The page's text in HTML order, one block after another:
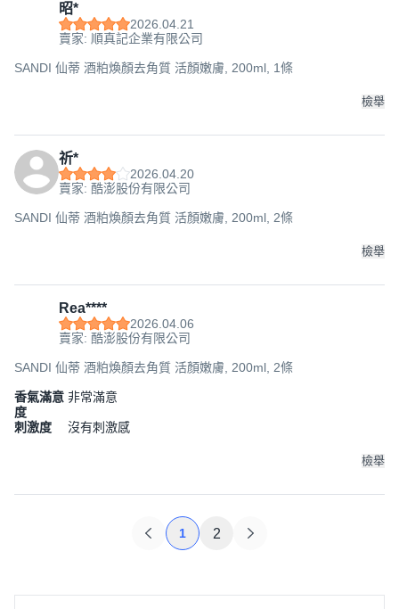
昭*
2026.04.21
賣家: 順真記企業有限公司
SANDI 仙蒂 酒粕煥顏去角質 活顏嫩膚, 200ml, 1條
檢舉
祈*
2026.04.20
賣家: 酷澎股份有限公司
SANDI 仙蒂 酒粕煥顏去角質 活顏嫩膚, 200ml, 2條
檢舉
Rea****
2026.04.06
賣家: 酷澎股份有限公司
SANDI 仙蒂 酒粕煥顏去角質 活顏嫩膚, 200ml, 2條
香氣滿意
度
非常滿意
刺激度 沒有刺激感
檢舉
1 2